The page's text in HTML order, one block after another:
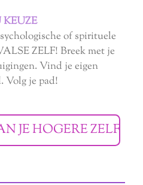
KEUZE
of spirituele
ZELF! Breek met je
Vind je eigen
Volg je pad!
JE HOGERE ZELF